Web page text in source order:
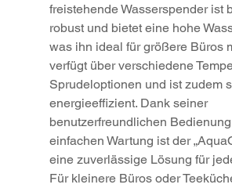
freistehende Wasserspender ist
robust und bietet eine hohe
was ihn ideal für größere Büros
verfügt über verschiedene
Sprudeloptionen und ist zudem
energieeffizient. Dank seiner
benutzerfreundlichen
einfachen Wartung ist der
eine zuverlässige Lösung für
Für kleinere Büros oder